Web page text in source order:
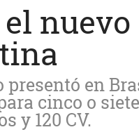
presentó en
cinco o
y 120 CV.